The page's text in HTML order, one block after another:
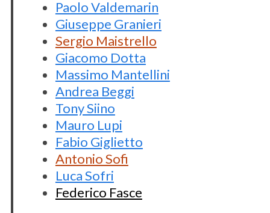
Paolo Valdemarin
Giuseppe Granieri
Sergio Maistrello
Giacomo Dotta
Massimo Mantellini
Andrea Beggi
Tony Siino
Mauro Lupi
Fabio Giglietto
Antonio Sofi
Luca Sofri
Federico Fasce